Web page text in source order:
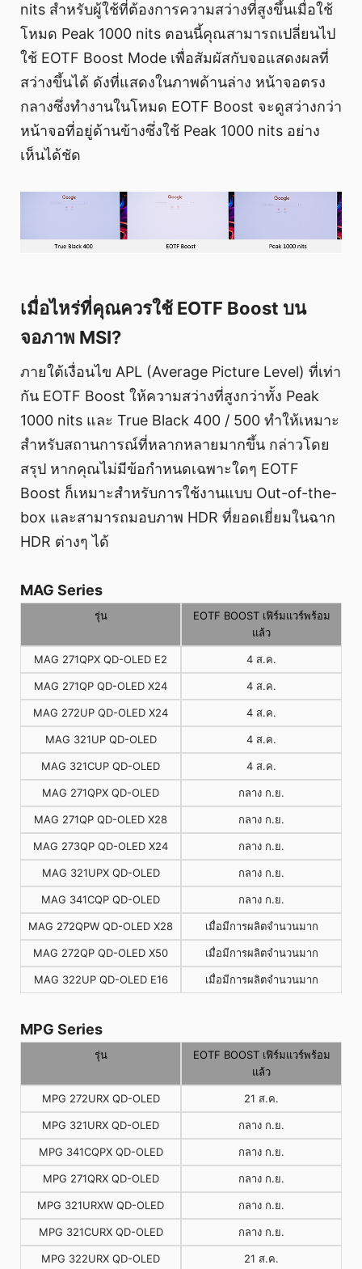
nits สำหรับผู้ใช้ที่ต้องการความสว่างที่สูงขึ้นเมื่อใช้
โหมด Peak 1000 nits ตอนนี้คุณสามารถเปลี่ยนไป
ใช้ EOTF Boost Mode เพื่อสัมผัสกับจอแสดงผลที่
สว่างขึ้นได้ ดังที่แสดงในภาพด้านล่าง หน้าจอตรง
กลางซึ่งทำงานในโหมด EOTF Boost จะดูสว่างกว่า
หน้าจอที่อยู่ด้านข้างซึ่งใช้ Peak 1000 nits อย่าง
เห็นได้ชัด
เมื่อไหร่ที่คุณควรใช้ EOTF Boost บน
จอภาพ MSI?
ภายใต้เงื่อนไข APL (Average Picture Level) ที่เท่า
กัน EOTF Boost ให้ความสว่างที่สูงกว่าทั้ง Peak
1000 nits และ True Black 400 / 500 ทำให้เหมาะ
สำหรับสถานการณ์ที่หลากหลายมากขึ้น กล่าวโดย
สรุป หากคุณไม่มีข้อกำหนดเฉพาะใดๆ EOTF
Boost ก็เหมาะสำหรับการใช้งานแบบ Out-of-the-
box และสามารถมอบภาพ HDR ที่ยอดเยี่ยมในฉาก
HDR ต่างๆ ได้
MAG Series
รุ่น
EOTF BOOST เฟิร์มแวร์พร้อม
แล้ว
MAG 271QPX QD-OLED E2 4 ส.ค.
MAG 271QP QD-OLED X24 4 ส.ค.
MAG 272UP QD-OLED X24 4 ส.ค.
MAG 321UP QD-OLED 4 ส.ค.
MAG 321CUP QD-OLED 4 ส.ค.
MAG 271QPX QD-OLED กลาง ก.ย.
MAG 271QP QD-OLED X28 กลาง ก.ย.
MAG 273QP QD-OLED X24 กลาง ก.ย.
MAG 321UPX QD-OLED กลาง ก.ย.
MAG 341CQP QD-OLED กลาง ก.ย.
MAG 272QPW QD-OLED X28 เมื่อมีการผลิตจำนวนมาก
MAG 272QP QD-OLED X50 เมื่อมีการผลิตจำนวนมาก
MAG 322UP QD-OLED E16 เมื่อมีการผลิตจำนวนมาก
MPG Series
รุ่น
EOTF BOOST เฟิร์มแวร์พร้อม
แล้ว
MPG 272URX QD-OLED 21 ส.ค.
MPG 321URX QD-OLED กลาง ก.ย.
MPG 341CQPX QD-OLED กลาง ก.ย.
MPG 271QRX QD-OLED กลาง ก.ย.
MPG 321URXW QD-OLED กลาง ก.ย.
MPG 321CURX QD-OLED กลาง ก.ย.
MPG 322URX QD-OLED 21 ส.ค.